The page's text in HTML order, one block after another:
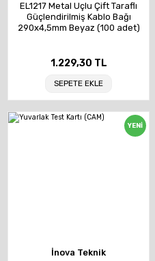
EL1217 Metal Uçlu Çift Taraflı
Güçlendirilmiş Kablo Bağı
290x4,5mm Beyaz (100 adet)
1.229,30 TL
SEPETE EKLE
İnova Teknik
YENİ